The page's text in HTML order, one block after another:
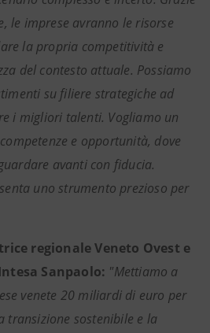
le imprese avranno le risorse
la propria competitività e
del contesto attuale. Possiamo
su filiere strategiche ad
i migliori talenti. Vogliamo un
e opportunità, dove
avanti con fiducia.
uno strumento prezioso per
regionale Veneto Ovest e
Sanpaolo: "Mettiamo a
venete 20 miliardi di euro per
transizione sostenibile e la